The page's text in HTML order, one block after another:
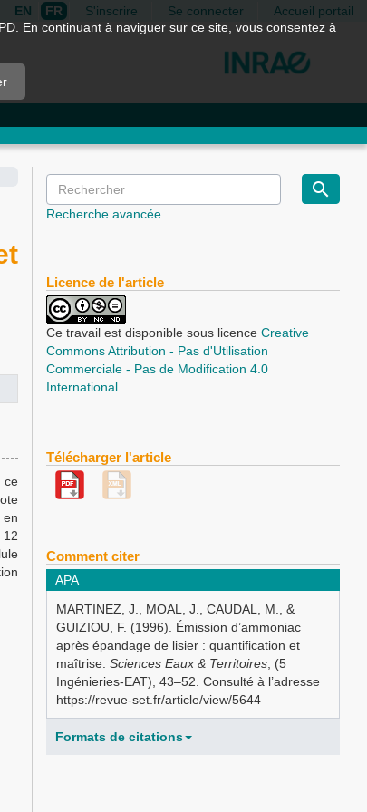
EN FR S'inscrire Se connecter Accueil portail
ce
Recherche avancée
Licence de l'article
Ce travail est disponible sous licenceCreative
Commons Attribution - Pas d'Utilisation
Commerciale - Pas de Modification 4.0
International
Télécharger l'article
Comment citer
APA
MARTINEZ, J., MOAL, J., CAUDAL, M., &
GUIZIOU, F. (1996). Émission d’ammoniac
après épandage de lisier : quantification et
maîtrise.Sciences Eaux & Territoires , (5
Ingénieries-EAT), 43–52. Consulté à l’adresse
https://revue-set.fr/article/view/5644
Formats de citations
En continuant à naviguer sur ce site, vous consentez à